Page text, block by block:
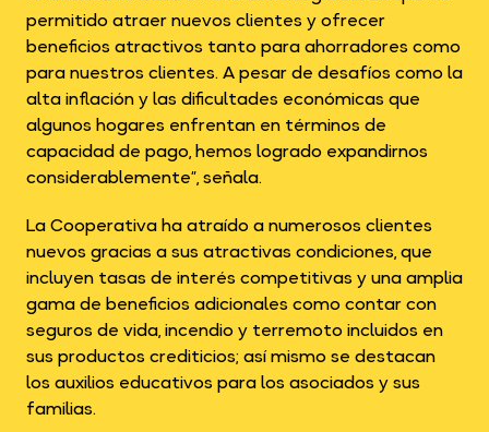
permitido atraer nuevos clientes y ofrecer
beneficios atractivos tanto para ahorradores como
para nuestros clientes. A pesar de desafíos como la
alta inflación y las dificultades económicas que
algunos hogares enfrentan en términos de
capacidad de pago, hemos logrado expandirnos
considerablemente”, señala.
La Cooperativa ha atraído a numerosos clientes
nuevos gracias a sus atractivas condiciones, que
incluyen tasas de interés competitivas y una amplia
gama de beneficios adicionales como contar con
seguros de vida, incendio y terremoto incluidos en
sus productos crediticios; así mismo se destacan
los auxilios educativos para los asociados y sus
familias.